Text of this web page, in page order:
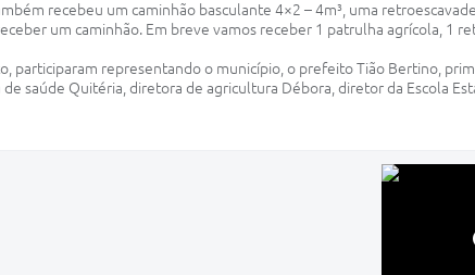
recebeu um caminhão basculante 4×2 – 4m³, uma
um caminhão. Em breve vamos receber 1 patrulha agrícola, 1
participaram representando o município, o prefeito Tião Bertino,
saúde Quitéria, diretora de agricultura Débora, diretor da Escola